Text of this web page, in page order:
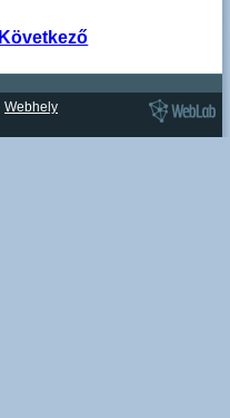
Következő
Webhely